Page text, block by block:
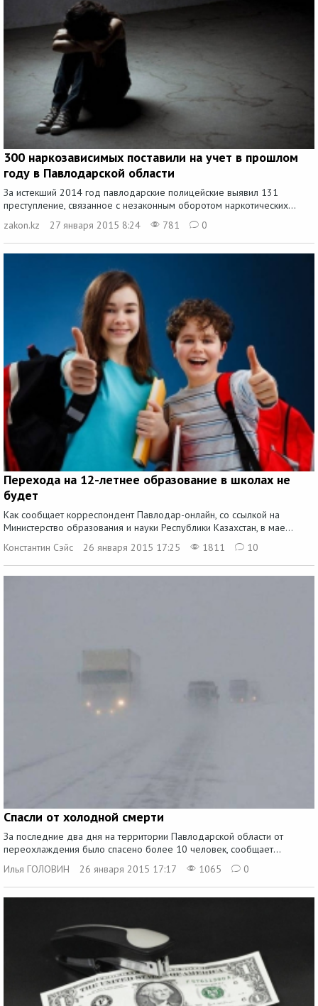
300 наркозависимых поставили на учет в прошлом
году в Павлодарской области
За истекший 2014 год павлодарские полицейские выявил 131
преступление, связанное с незаконным оборотом наркотических...
zakon.kz
27 января 2015 8:24 781 0
Перехода на 12-летнее образование в школах не
будет
Как сообщает корреспондент Павлодар-онлайн, со ссылкой на
Министерство образования и науки Республики Казахстан, в мае...
Константин Сэйс
26 января 2015 17:25 1811 10
Спасли от холодной смерти
За последние два дня на территории Павлодарской области от
переохлаждения было спасено более 10 человек, сообщает...
Илья ГОЛОВИН
26 января 2015 17:17 1065 0